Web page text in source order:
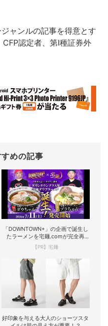
ャンルの記事を得意とす
認定者、第Ⅰ種証券外
めの記事
「DOWNTOWN+」の企画で誕生し
たラーメンを宅麺.comが完全再
現！
【PR】宅麺
好印象を与える大人のショーツスタ